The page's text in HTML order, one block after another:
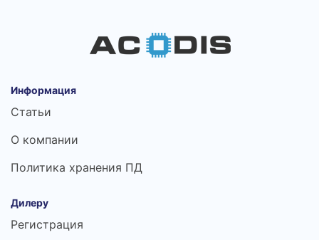
Информация
Статьи
О компании
Политика хранения ПД
Дилеру
Регистрация